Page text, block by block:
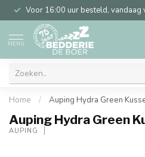
Voor 16:00 uur besteld, vandaag
MENU
Home / Auping Hydra Green
Auping Hydra Green
AUPING